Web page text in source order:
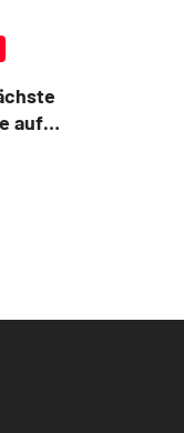
auf